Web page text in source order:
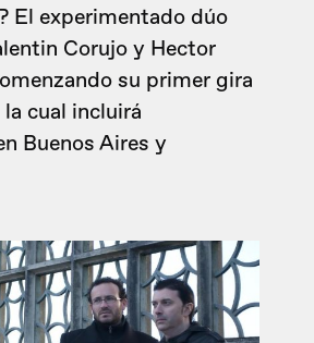
El experimentado dúo
Corujo y Hector
su primer gira
cual incluirá
Buenos Aires y